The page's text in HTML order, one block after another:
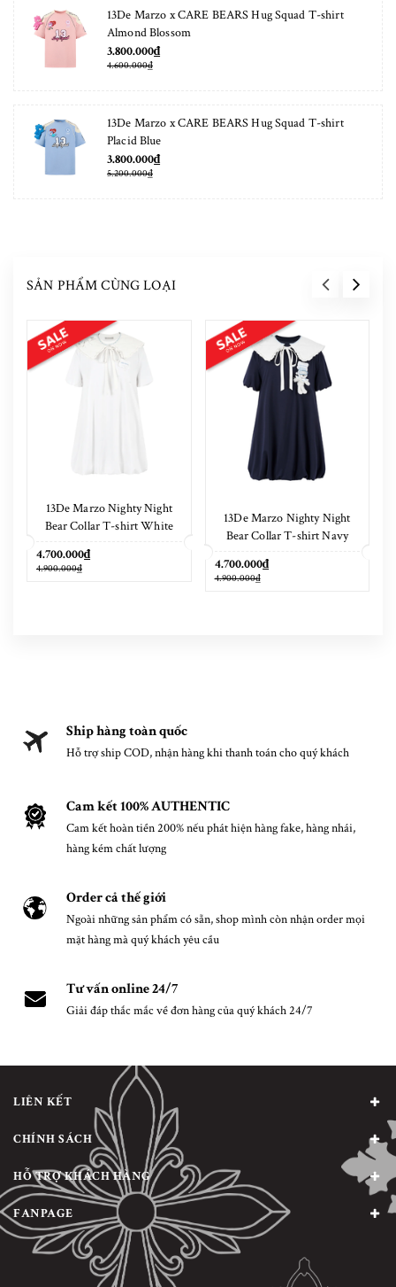
13De Marzo x CARE BEARS Hug Squad T-shirt
Almond Blossom
3.800.000₫
4.600.000₫
13De Marzo x CARE BEARS Hug Squad T-shirt
Placid Blue
3.800.000₫
5.200.000₫
SẢN PHẨM CÙNG LOẠI
13De Marzo Nighty Night
Bear Collar T-shirt White
4.700.000₫
4.900.000₫
13De Marzo Nighty Night
Bear Collar T-shirt Navy
4.700.000₫
4.900.000₫
Ship hàng toàn quốc
Hỗ trợ ship COD, nhận hàng khi thanh toán cho quý khách
Cam kết 100% AUTHENTIC
Cam kết hoàn tiền 200% nếu phát hiện hàng fake, hàng nhái,
hàng kém chất lượng
Order cả thế giới
Ngoài những sản phẩm có sẵn, shop mình còn nhận order mọi
mặt hàng mà quý khách yêu cầu
Tư vấn online 24/7
Giải đáp thắc mắc về đơn hàng của quý khách 24/7
LIÊN KẾT
CHÍNH SÁCH
HỖ TRỢ KHÁCH HÀNG
FANPAGE